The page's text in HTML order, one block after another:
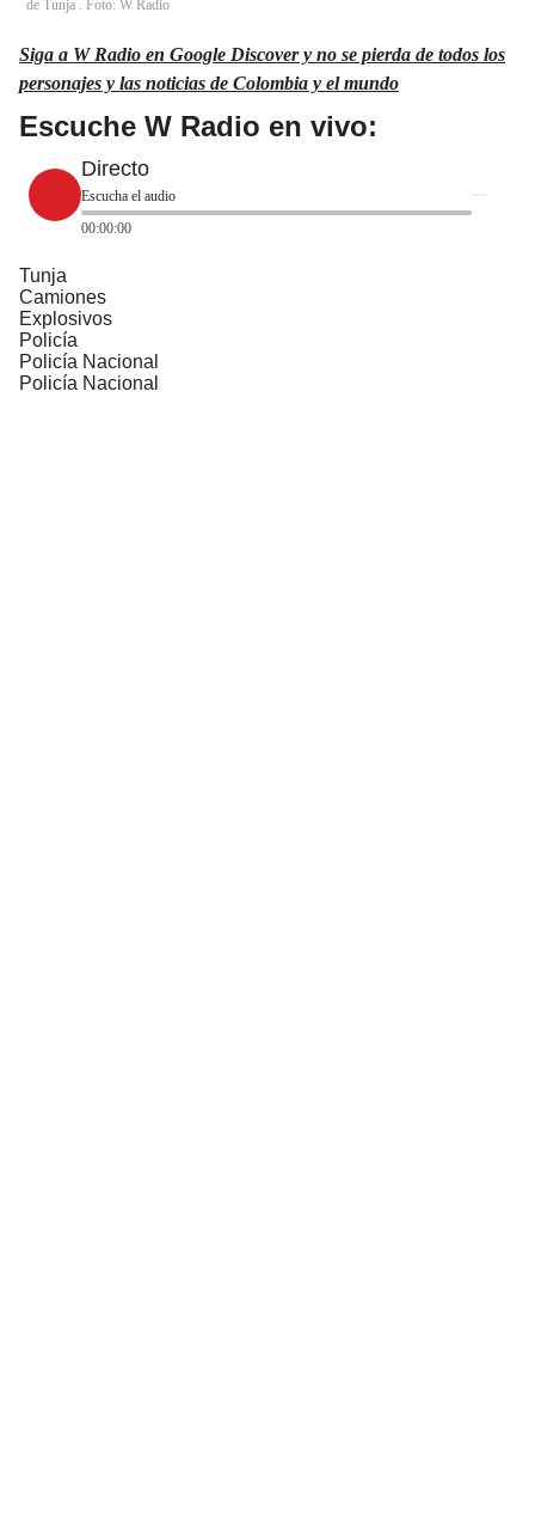
de Tunja . Foto: W Radio
Siga a W Radio en Google Discover y no se pierda de todos los
personajes y las noticias de Colombia y el mundo
Escuche W Radio en vivo:
Directo
Escucha el audio
00:00:00
Tunja
Camiones
Explosivos
Policía
Policía Nacional
Policía Nacional